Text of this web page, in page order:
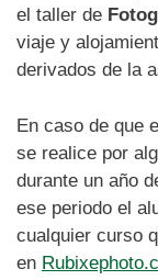
el taller de
viaje y
derivados de la
En caso de que
se realice por
durante un año
ese periodo el
cualquier curso
en